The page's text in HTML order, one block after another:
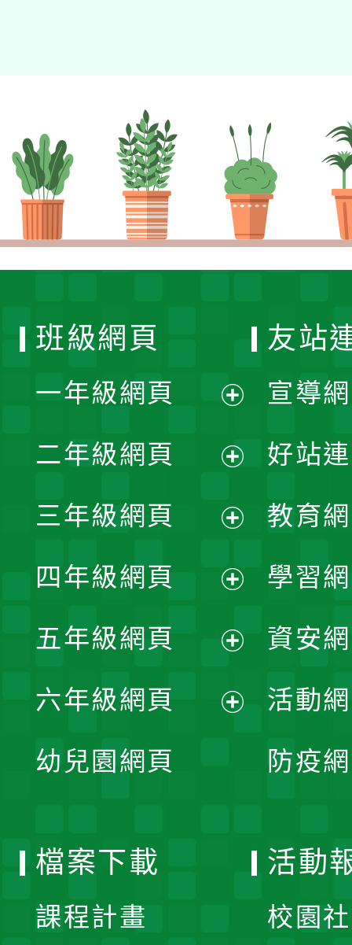
班級網頁
一年級網頁
開
選
單
二年級網頁
開
選
單
三年級網頁
開
選
單
四年級網頁
開
選
五年級網頁
開
六年級網頁
幼兒園網頁
友站
宣導
好站
教育
學習
資安
活動
防疫
檔案下載
課程計畫
活動
校園